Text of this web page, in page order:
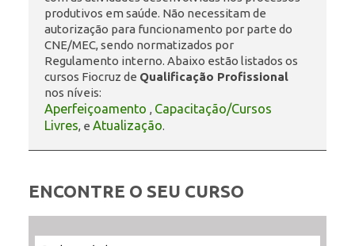
PLATAFORMAS
DOCUMENTOS
DOCENTES
produtivos em saúde. Não necessitam de
autorização para funcionamento por parte do
CNE/MEC, sendo normatizados por
Regulamento interno. Abaixo estão listados os
cursos Fiocruz de Qualificação Profissional
nos níveis:
Aperfeiçoamento, Capacitação/Cursos
Livres, eAtualização.
ENCONTRE O SEU CURSO
Filtrar
Filtrar
Selecione
Ordenar